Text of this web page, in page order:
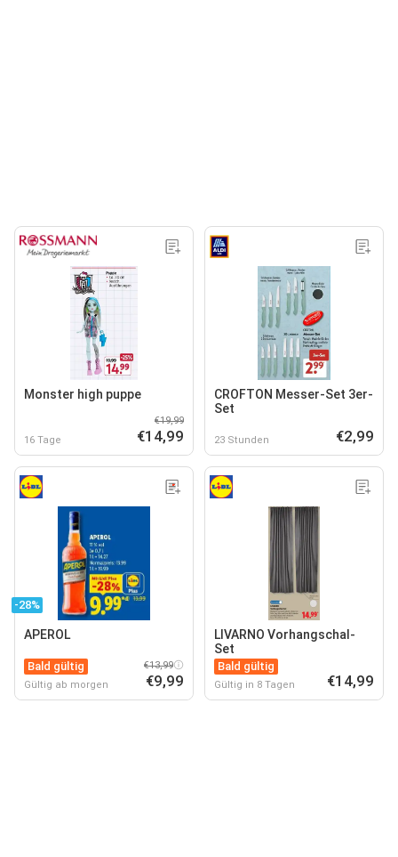
Monster high puppe
16 Tage
€19,99
€14,99
CROFTON Messer-Set 3er-
Set
23 Stunden €2,99
-28%
APEROL
Bald gültig
Gültig ab morgen
€13,99
€9,99
LIVARNO Vorhangschal-
Set
Bald gültig
Gültig in 8 Tagen €14,99